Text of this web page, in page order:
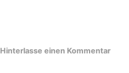
Hinterlasse einen Kommentar